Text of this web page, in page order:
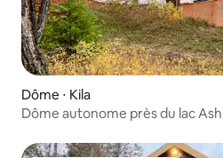
Dôme ⋅ Kila
Dôme autonome près du lac